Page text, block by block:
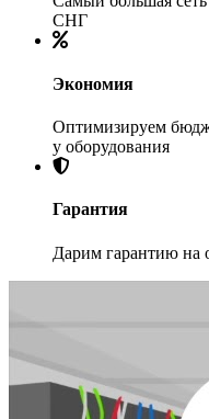
СНГ
Экономия
Оптимизируем
у оборудования
Гарантия
Дарим гарантию на